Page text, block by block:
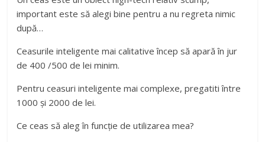
important este să alegi bine pentru a nu regreta nimic
după…
Ceasurile inteligente mai calitative încep să apară în jur
de 400 /500 de lei minim.
Pentru ceasuri inteligente mai complexe, pregatiti între
1000 și 2000 de lei.
Ce ceas să aleg în funcție de utilizarea mea?